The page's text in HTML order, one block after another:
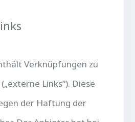
Verknüpfungen zu
Links“). Diese
der Haftung der